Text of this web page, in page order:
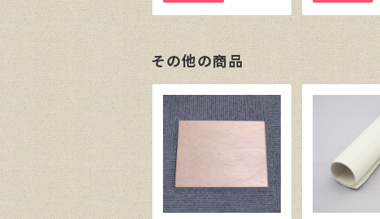
その他の商品